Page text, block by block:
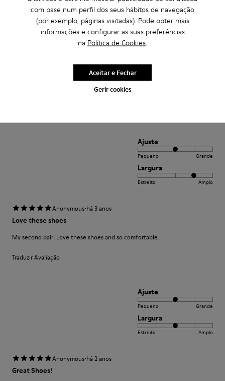
com base num perfil dos seus hábitos de navegação
(por exemplo, páginas visitadas). Pode obter mais
informações e configurar as suas preferências
na Política de Cookies.
Gerir cookies
Aceitar e Fechar
Anonymous· há 3 anos
Wunderbar bequemer Schuh mit Charakter den ich schon viele Jahre
kaufe:-) Anfangs manchmal etwas eng passt sich aber sehr schnell an und
Ajuste
Pequeno Grande
Largura
Estreito Amplo
Anonymous·há 3 anos
Love these shoes
My second pair! Love these shoes and so comfortable.
Traduzir Avaliação
Ajuste
Pequeno Grande
Largura
Estreito Amplo
Anonymous·há 2 anos
Great Shoes!